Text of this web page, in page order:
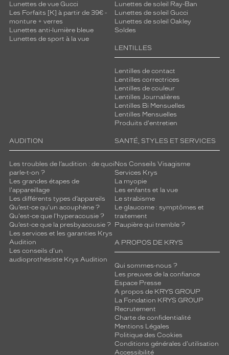
Lunettes de vue Gucci
Les Forfaits [K] à partir de 39€ -
monture + verres
Lunettes anti-lumière bleue
Lunettes de sport à la vue
Lunettes de soleil Ray-Ban
Lunettes de soleil Gucci
Lunettes de soleil Oakley
Soldes
LENTILLES
Lentilles de contact
Lentilles correctrices
Lentilles de couleur
Lentilles Journalières
Lentilles Bi Mensuelles
Lentilles Mensuelles
Produits d'entretien
AUDITION
Les troubles de l’audition : de quoi
parle-t-on ?
Les grandes étapes de
l'appareillage
Les différents types d’appareils
Qu’est-ce qu'un acouphène ?
Qu'est-ce que l'hyperacousie ?
Qu’est-ce que la presbyacousie ?
Les services et les garanties Krys
Audition
Les conseils d'un
audioprothésiste Krys Audition
SANTÉ, STYLES ET SERVICES
Nos Conseils Visagisme
Services Krys
La myopie
Les enfants et la vue
Le strabisme
Le glaucome : symptômes et
traitement
Paupière qui tremble ?
A PROPOS DE KRYS
Qui sommes-nous ?
Les preuves de la confiance
Espace Presse
A propos de KRYS GROUP
La Fondation KRYS GROUP
Recrutement
Charte de confidentialité
Mentions Légales
Politique des Cookies
Conditions générales d'utilisation
Accessibilité